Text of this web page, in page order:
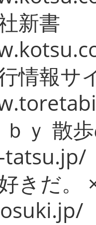
新書
情報サ
ｙ 散
きだ。